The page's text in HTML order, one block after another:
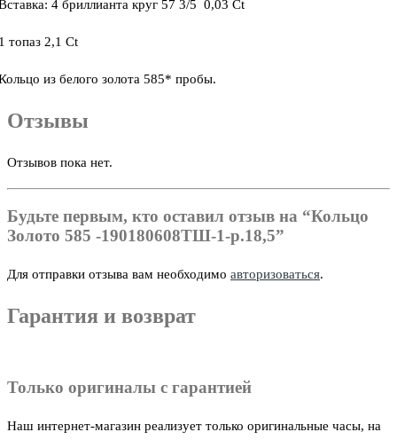
4 бриллианта круг 57 3/5 0,03 Ct
топаз 2,1 Ct
из белого золота 585* пробы.
Отзывы
Отзывов пока нет.
Будьте первым, кто оставил отзыв на “Кольцо
Золото 585 -190180608ТШ-1-р.18,5”
Для отправки отзыва вам необходимо авторизоваться.
Гарантия и возврат
Только оригиналы с гарантией
Наш интернет-магазин реализует только оригинальные часы, на